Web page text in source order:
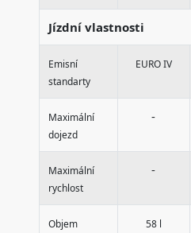
Jízdní vlastnosti
Emisní
standarty
EURO IV
Maximální
dojezd
-
Maximální
rychlost
-
Objem
58 l